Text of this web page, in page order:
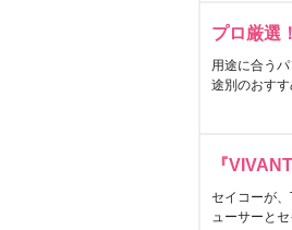
プロ厳選
用途に合う
途別のおすす
『
セイコーが
ューサーと